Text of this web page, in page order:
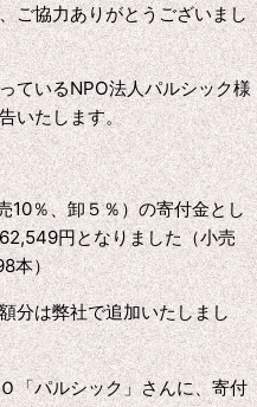
ご協力ありがとうございまし
ているNPO法人パルシック様
いたします。
10％、卸５％）の寄付金とし
円となりました（小売
本）
分は弊社で追加いたしまし
「パルシック」さんに、寄付